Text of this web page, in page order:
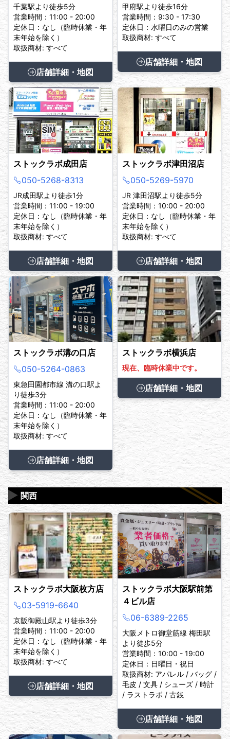
千葉駅より徒歩5分
営業時間：11:00 - 20:00
定休日：なし（臨時休業・年
末年始を除く）
取扱商材: すべて
店舗詳細・地図
甲府駅より徒歩16分
営業時間：9:30 - 17:30
定休日：水曜日のみの営業
取扱商材: すべて
店舗詳細・地図
ストックラボ成田店
050-5268-8313
JR成田駅より徒歩1分
営業時間：11:00 - 19:00
定休日：なし（臨時休業・年
末年始を除く）
取扱商材: すべて
店舗詳細・地図
ストックラボ津田沼店
050-5269-5970
JR 津田沼駅より徒歩5分
営業時間：10:00 - 20:00
定休日：なし（臨時休業・年
末年始を除く）
取扱商材: すべて
店舗詳細・地図
ストックラボ溝の口店
050-5264-0863
東急田園都市線 溝の口駅よ
り徒歩3分
営業時間：11:00 - 20:00
定休日：なし（臨時休業・年
末年始を除く）
取扱商材: すべて
店舗詳細・地図
ストックラボ横浜店
現在、臨時休業中です。
店舗詳細・地図
関西
▶
ストックラボ大阪枚方店
03-5919-6640
京阪御殿山駅より徒歩3分
営業時間：11:00 - 20:00
定休日：なし（臨時休業・年
末年始を除く）
取扱商材: すべて
店舗詳細・地図
ストックラボ大阪駅前第
４ビル店
06-6389-2265
大阪メトロ御堂筋線 梅田駅
より徒歩5分
営業時間：10:00 - 19:00
定休日：日曜日・祝日
取扱商材: アパレル / バッグ /
毛皮 / 文具 / シューズ / 時計
/ ラストラボ / 古銭
店舗詳細・地図